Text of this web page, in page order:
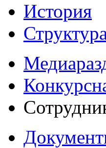
История